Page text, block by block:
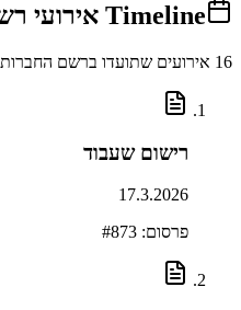
Timeline אירועי
16 אירועים שתועדו ברשם החברות
רישום שעבוד
17.3.2026
פרסום: # 873